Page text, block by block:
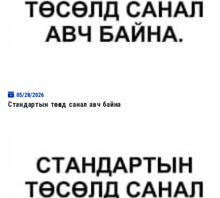
05/28/2026
Стандартын төсөлд санал авч байна